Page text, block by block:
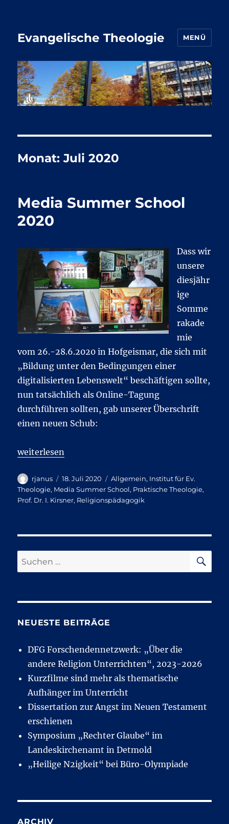
Evangelische Theologie MENÜ
Monat:Juli 2020
Media Summer School
2020
Dass wir
unsere
diesjähr
ige
Somme
rakade
mie
vom 26.-28.6.2020 in Hofgeismar, die sich mit
„Bildung unter den Bedingungen einer
digitalisierten Lebenswelt“ beschäftigen sollte,
nun tatsächlich als Online-Tagung
durchführen sollten, gab unserer Überschrift
einen neuen Schub:
„Media Summer School 2020“
weiterlesen
Autor
rjanus
Veröffentlicht
am
18. Juli 2020 Kategorien
Allgemein, Institut für Ev.
Theologie, Media Summer School, Praktische Theologie,
Prof. Dr. I. Kirsner, Religionspädagogik
Suchen
nach:
NEUESTE BEITRÄGE
DFG Forschendennetzwerk: „Über die
andere Religion Unterrichten“, 2023-2026
Kurzfilme sind mehr als thematische
Aufhänger im Unterricht
Dissertation zur Angst im Neuen Testament
erschienen
Symposium „Rechter Glaube“ im
Landeskirchenamt in Detmold
„Heilige N2igkeit“ bei Büro-Olympiade
ARCHIV